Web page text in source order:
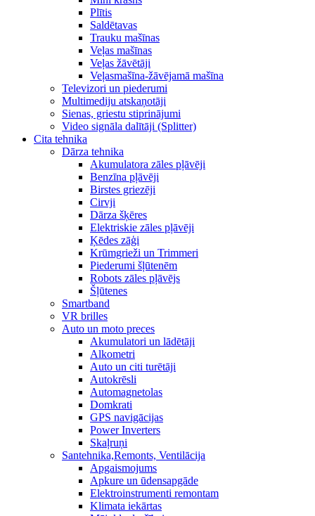
Plītis
Saldētavas
Trauku mašīnas
Veļas mašīnas
Veļas žāvētāji
Veļasmašīna-žāvējamā mašīna
Televizori un piederumi
Multimediju atskaņotāji
Sienas, griestu stiprinājumi
Video signāla dalītāji (Splitter)
Cita tehnika
Dārza tehnika
Akumulatora zāles pļāvēji
Benzīna pļāvēji
Birstes griezēji
Cirvji
Dārza šķēres
Elektriskie zāles pļāvēji
Ķēdes zāģi
Krūmgrieži un Trimmeri
Piederumi šļūtenēm
Robots zāles pļāvējs
Šļūtenes
Smartband
VR brilles
Auto un moto preces
Akumulatori un lādētāji
Alkometri
Auto un citi turētāji
Autokrēsli
Automagnetolas
Domkrati
GPS navigācijas
Power Inverters
Skaļruņi
Santehnika,Remonts, Ventilācija
Apgaismojums
Apkure un ūdensapgāde
Elektroinstrumenti remontam
Klimata iekārtas